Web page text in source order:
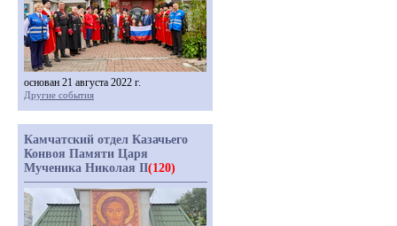
основан 21 августа 2022 г.
Другие события
Камчатский отдел Казачьего
Конвоя Памяти Царя
Мученика Николая II(120)